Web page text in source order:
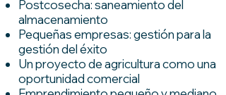
Postcosecha: saneamiento del
almacenamiento
Pequeñas empresas: gestión para la
gestión del éxito
Un proyecto de agricultura como una
oportunidad comercial